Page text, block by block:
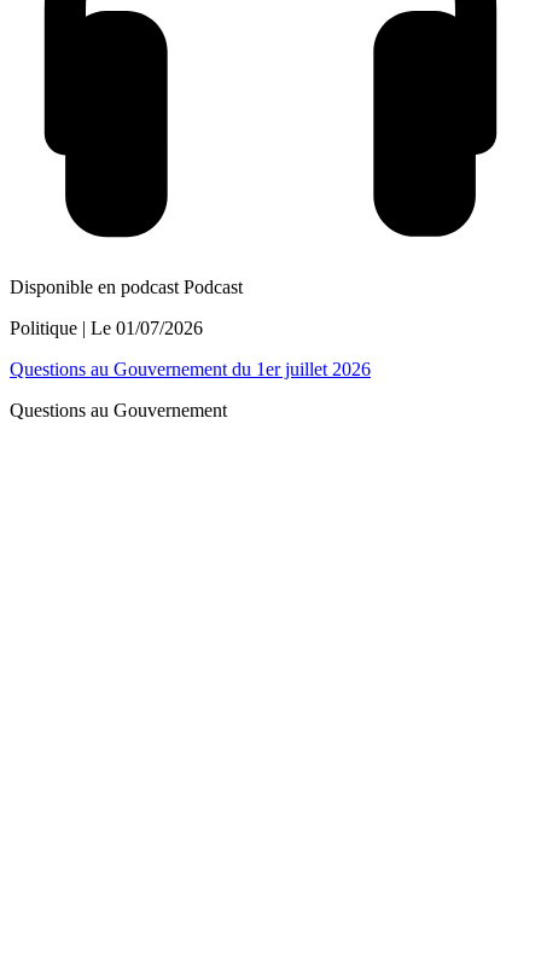
Disponible en podcast Podcast
Politique | Le 01/07/2026
Questions au Gouvernement du 1er juillet 2026
Questions au Gouvernement